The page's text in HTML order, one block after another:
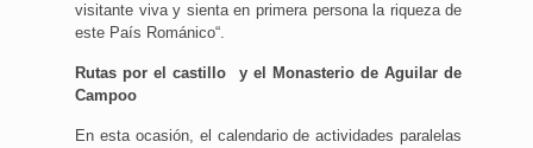
visitante viva y sienta en primera persona la riqueza de
este País Románico“.
Rutas por el castillo y el Monasterio de Aguilar de
Campoo
En esta ocasión, el calendario de actividades paralelas